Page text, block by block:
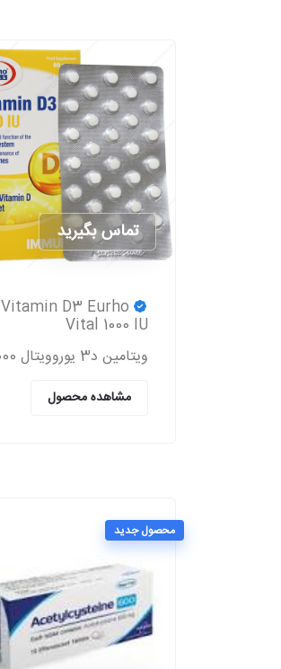
تماس بگیرید
Vitamin D3 Eurho
Vital 1000 IU
مشاهده محصول
محصول جدید